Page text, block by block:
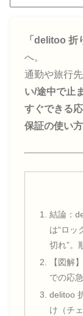
「delitoo 折
へ。
通勤や旅行
い/途中で止
すぐできる
保証の使い方
結論：
は“ロッ
切れ”。
【図解
での応
delitoo
け（チ